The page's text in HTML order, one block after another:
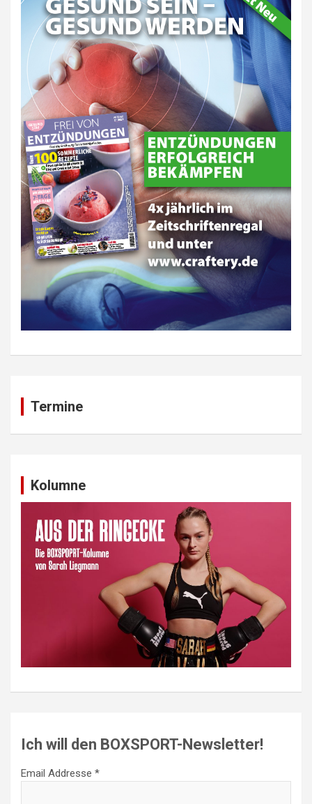
Termine
Kolumne
Ich will den BOXSPORT-Newsletter!
Email Addresse *